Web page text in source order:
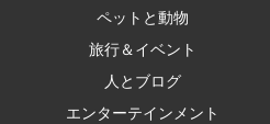
ペットと動物
旅行＆イベント
人とブログ
エンターテインメント